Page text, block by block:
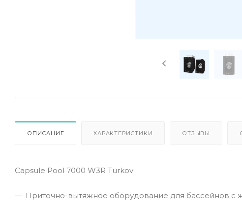
ОПИСАНИЕ ХАРАКТЕРИСТИКИ ОТЗЫВЫ
Capsule Pool 7000 W3R Turkov
Приточно-вытяжное оборудование для бассейнов с